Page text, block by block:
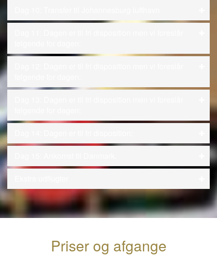
Priser og afgange